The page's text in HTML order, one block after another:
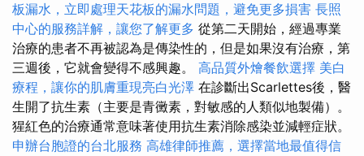
板漏水，立即處理天花板的漏水問題，避免更多損害 長照
中心的服務詳解，讓您了解更多 從第二天開始，經過專業
治療的患者不再被認為是傳染性的，但是如果沒有治療，第
三週後，它就會變得不感興趣。 高品質外燴餐飲選擇 美白
療程，讓你的肌膚重現亮白光澤 在診斷出Scarlettes後，醫
生開了抗生素（主要是青黴素，對敏感的人類似地製備）。
猩紅色的治療通常意味著使用抗生素消除感染並減輕症狀。
申辦台胞證的台北服務 高雄律師推薦，選擇當地最值得信